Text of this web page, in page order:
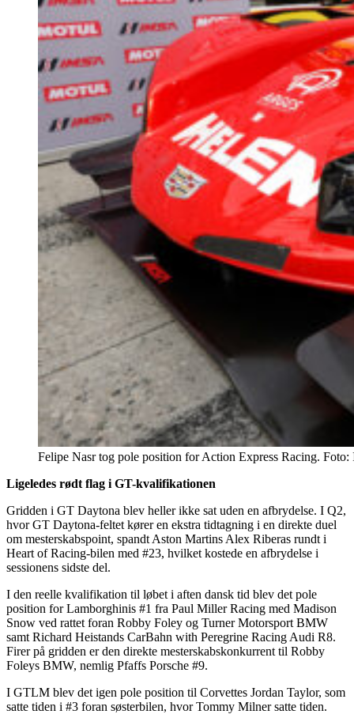
Felipe Nasr tog pole position for Action Express Racing.
Ligeledes rødt flag i GT-kvalifikationen
Gridden i GT Daytona blev heller ikke sat uden en afbrydelse. I Q2,
hvor GT Daytona-feltet kører en ekstra tidtagning i en direkte duel
om mesterskabspoint, spandt Aston Martins Alex Riberas rundt i
Heart of Racing-bilen med #23, hvilket kostede en afbrydelse i
sessionens sidste del.
I den reelle kvalifikation til løbet i aften dansk tid blev det pole
position for Lamborghinis #1 fra Paul Miller Racing med Madison
Snow ved rattet foran Robby Foley og Turner Motorsport BMW
samt Richard Heistands CarBahn with Peregrine Racing Audi R8.
Firer på gridden er den direkte mesterskabskonkurrent til Robby
Foleys BMW, nemlig Pfaffs Porsche #9.
I GTLM blev det igen pole position til Corvettes Jordan Taylor, som
satte tiden i #3 foran søsterbilen, hvor Tommy Milner satte tiden.